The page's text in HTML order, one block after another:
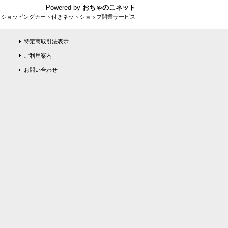
Powered by おちゃのこネット
ョッピングカート付きネットショップ開業サービス
特定商取引法表示
ご利用案内
お問い合わせ